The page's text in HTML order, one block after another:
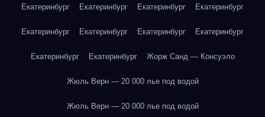
Екатеринбург Екатеринбург Екатеринбург Екатеринбург
Екатеринбург Екатеринбург Екатеринбург Екатеринбург
Екатеринбург Екатеринбург Жорж Санд — Консуэло
Жюль Верн — 20 000 лье под водой
Жюль Верн — 20 000 лье под водой